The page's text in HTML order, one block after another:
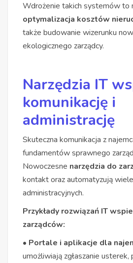
Wdrożenie takich systemów to
optymalizacja kosztów
także budowanie wizerunku
ekologicznego zarządcy.
Narzędzia IT
komunikację i
administrację
Skuteczna komunikacja z
fundamentów sprawnego
Nowoczesne narzędzia do
kontakt oraz automatyzują
administracyjnych.
Przykłady rozwiązań IT
zarządców:
• Portale i aplikacje dla
umożliwiają zgłaszanie usterek,